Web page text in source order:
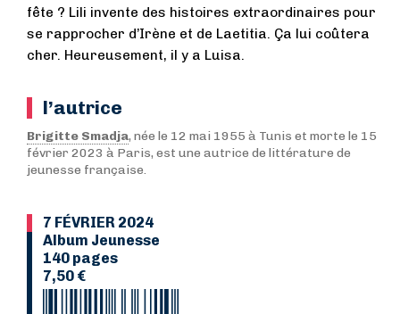
fête ? Lili invente des histoires extraordinaires pour
se rapprocher d’Irène et de Laetitia. Ça lui coûtera
cher. Heureusement, il y a Luisa.
l’autrice
Brigitte Smadja, née le 12 mai 1955 à Tunis et morte le 15
février 2023 à Paris, est une autrice de littérature de
jeunesse française.
7 FÉVRIER 2024
Album Jeunesse
140 pages
7,50 €